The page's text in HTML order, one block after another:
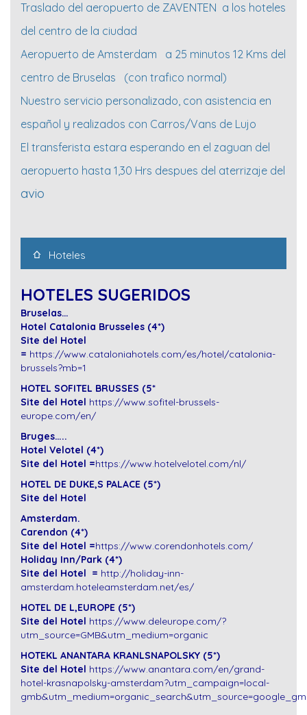
Traslado del aeropuerto de ZAVENTEN a los hoteles
del centro de la ciudad
Aeropuerto de Amsterdam a 25 minutos 12 Kms del
centro de Bruselas (con trafico normal)
Nuestro servicio personalizado, con asistencia en
español y realizados con Carros/Vans de Lujo
El transferista estara esperando en el zaguan del
aeropuerto hasta 1,30 Hrs despues del aterrizaje del
avio
Hoteles
HOTELES SUGERIDOS
Bruselas…
Hotel Catalonia Brusseles (4*)
Site del Hotel
= https://www.cataloniahotels.com/es/hotel/catalonia-
brussels?mb=1
HOTEL SOFITEL BRUSSES (5*
Site del Hotel https://www.sofitel-brussels-
europe.com/en/
Bruges…..
Hotel Velotel (4*)
Site del Hotel =https://www.hotelvelotel.com/nl/
HOTEL DE DUKE,S PALACE (5*)
Site del Hotel
Amsterdam.
Carendon (4*)
Site del Hotel =https://www.corendonhotels.com/
Holiday Inn/Park (4*)
Site del Hotel = http://holiday-inn-
amsterdam.hoteleamsterdam.net/es/
HOTEL DE L,EUROPE (5*)
Site del Hotel https://www.deleurope.com/?
utm_source=GMB&utm_medium=organic
HOTEKL ANANTARA KRANLSNAPOLSKY (5*)
Site del Hotel https://www.anantara.com/en/grand-
hotel-krasnapolsky-amsterdam?utm_campaign=local-